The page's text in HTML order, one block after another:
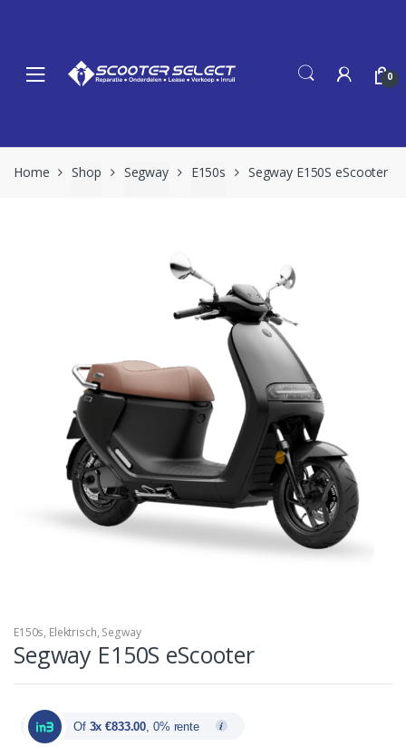
0
Home Shop Segway E150s Segway E150S eScooter
E150s, Elektrisch, Segway
Segway E150S eScooter
Of 3x €833.00, 0% rente